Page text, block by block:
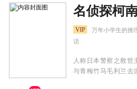
名侦探柯
VIP 万年小学生的推
话
人称日本警察之救世
与青梅竹马毛利兰去